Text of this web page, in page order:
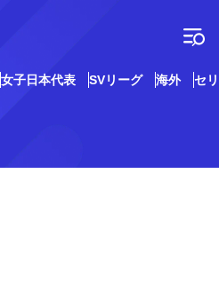
女子日本代表 SVリーグ 海外 セ